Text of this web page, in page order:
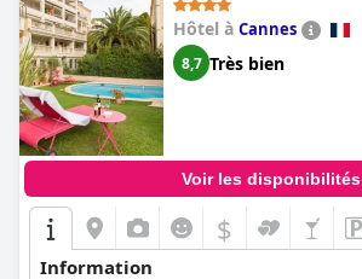
Hôtel à Cannes
8,7 Très bien
Voir les disponibilités
$
Information